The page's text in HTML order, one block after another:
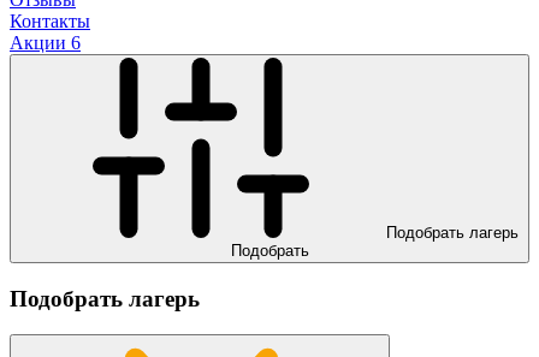
Контакты
Акции 6
Подобрать лагерь
Подобрать
Подобрать лагерь